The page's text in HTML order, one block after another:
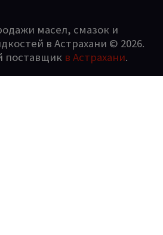
масел, смазок и
в Астрахани © 2026.
поставщик в Астрахани.